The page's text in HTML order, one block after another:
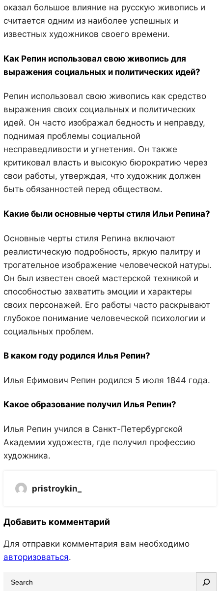
оказал большое влияние на русскую живопись и
считается одним из наиболее успешных и
известных художников своего времени.
Как Репин использовал свою живопись для
выражения социальных и политических идей?
Репин использовал свою живопись как средство
выражения своих социальных и политических
идей. Он часто изображал бедность и неправду,
поднимая проблемы социальной
несправедливости и угнетения. Он также
критиковал власть и высокую бюрократию через
свои работы, утверждая, что художник должен
быть обязанностей перед обществом.
Какие были основные черты стиля Ильи Репина?
Основные черты стиля Репина включают
реалистическую подробность, яркую палитру и
трогательное изображение человеческой натуры.
Он был известен своей мастерской техникой и
способностью захватить эмоции и характеры
своих персонажей. Его работы часто раскрывают
глубокое понимание человеческой психологии и
социальных проблем.
В каком году родился Илья Репин?
Илья Ефимович Репин родился 5 июля 1844 года.
Какое образование получил Илья Репин?
Илья Репин учился в Санкт-Петербургской
Академии художеств, где получил профессию
художника.
pristroykin_
Добавить комментарий
Для отправки комментария вам необходимо
авторизоваться.